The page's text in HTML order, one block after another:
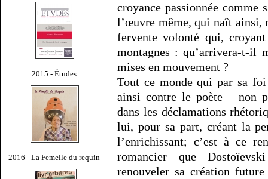
2015 - Études
2016 - La Femelle du requin
croyance passionnée comme
l’œuvre même, qui naît ainsi,
fervente volonté qui,
montagnes : qu’arrivera-t-il
mises en mouvement ?
Tout ce monde qui par sa foi
ainsi contre le poète – non
dans les déclamations
lui, pour sa part, créant la
l’enrichissant; c’est à ce
romancier que
renouveler sa création